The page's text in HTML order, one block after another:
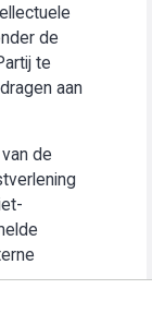
de
te
aan
de